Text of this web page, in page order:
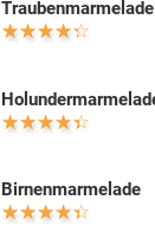
Traubenmarmelade
Birnenmarmelade